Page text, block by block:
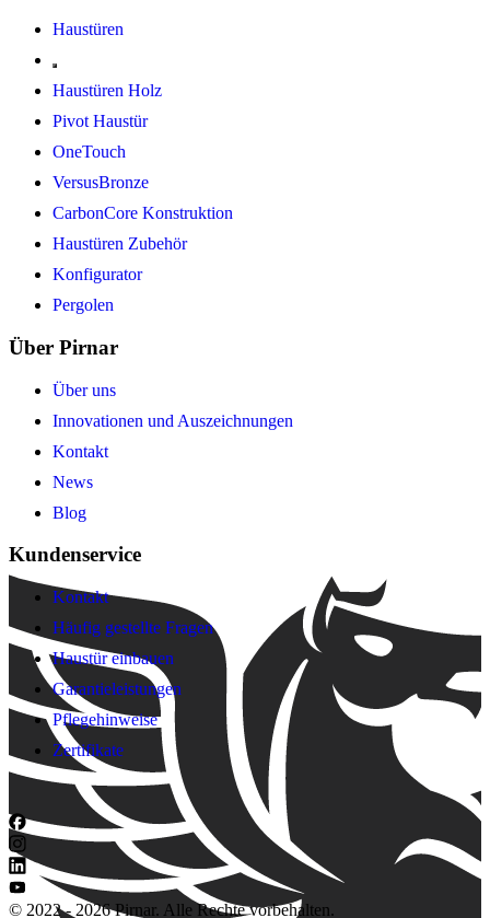
Haustüren
Haustüren Holz
Pivot Haustür
OneTouch
VersusBronze
CarbonCore Konstruktion
Haustüren Zubehör
Konfigurator
Pergolen
Über Pirnar
Über uns
Innovationen und Auszeichnungen
Kontakt
News
Blog
Kundenservice
Kontakt
Häufig gestellte Fragen
Haustür einbauen
Garantieleistungen
Pflegehinweise
Zertifikate
© 2022 - 2026 Pirnar. Alle Rechte vorbehalten.